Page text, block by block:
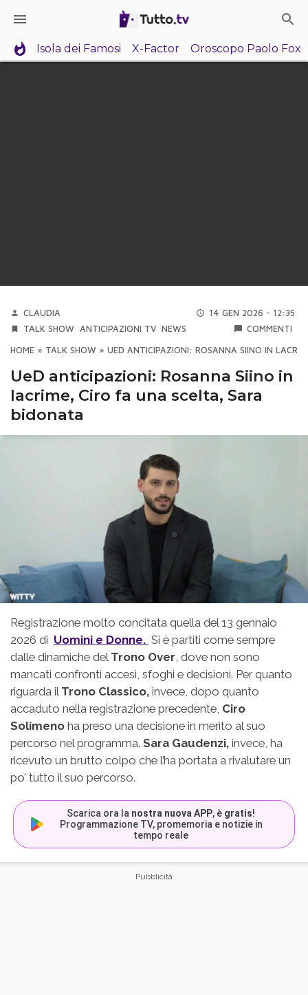
Isola dei Famosi X-Factor Oroscopo Paolo Fox
CLAUDIA
14 GEN 2026 - 12:35
TALK SHOW ANTICIPAZIONI TV NEWS COMMENTI
HOME » TALK SHOW » UED ANTICIPAZIONI: ROSANNA SIINO IN
UeD anticipazioni: Rosanna Siino in
lacrime, Ciro fa una scelta, Sara
bidonata
Registrazione molto concitata quella del 13 gennaio
2026 di Uomini e Donne. Si è partiti come sempre
dalle dinamiche del Trono Over , dove non sono
mancati confronti accesi, sfoghi e decisioni. Per quanto
riguarda il Trono Classico, invece, dopo quanto
accaduto nella registrazione precedente, Ciro
Solimeno ha preso una decisione in merito al suo
percorso nel programma. Sara Gaudenzi, invece, ha
ricevuto un brutto colpo che l’ha portata a rivalutare un
po’ tutto il suo percorso.
Scarica ora la nostra nuova APP, è gratis!
Programmazione TV, promemoria e notizie in
tempo reale